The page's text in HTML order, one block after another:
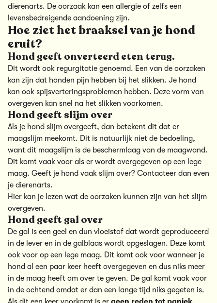
dierenarts. De oorzaak kan een allergie of zelfs een
levensbedreigende aandoening zijn.
Hoe ziet het braaksel van je hond
eruit?
Hond geeft onverteerd eten terug.
Dit wordt ook regurgitatie genoemd. Een van de oorzaken
kan zijn dat honden pijn hebben bij het slikken. Je hond
kan ook spijsverteringsproblemen hebben. Deze vorm van
overgeven kan snel na het slikken voorkomen.
Hond geeft slijm over
Als je hond slijm overgeeft, dan betekent dit dat er
maagslijm meekomt. Dit is natuurlijk niet de bedoeling,
want dit maagslijm is de beschermlaag van de maagwand.
Dit komt vaak voor als er wordt overgegeven op een lege
maag. Geeft je hond vaak slijm over? Contacteer dan even
je dierenarts.
Hier kan je lezen wat de oorzaken kunnen zijn van het slijm
overgeven.
Hond geeft gal over
De gal is een geel en dun vloeistof dat wordt geproduceerd
in de lever en in de galblaas wordt opgeslagen. Deze komt
ook voor op een lege maag. Dit komt ook voor wanneer je
hond al een paar keer heeft overgegeven en dus niks meer
in de maag heeft om over te geven. De gal komt vaak voor
in de ochtend omdat er dan een lange tijd niks gegeten is.